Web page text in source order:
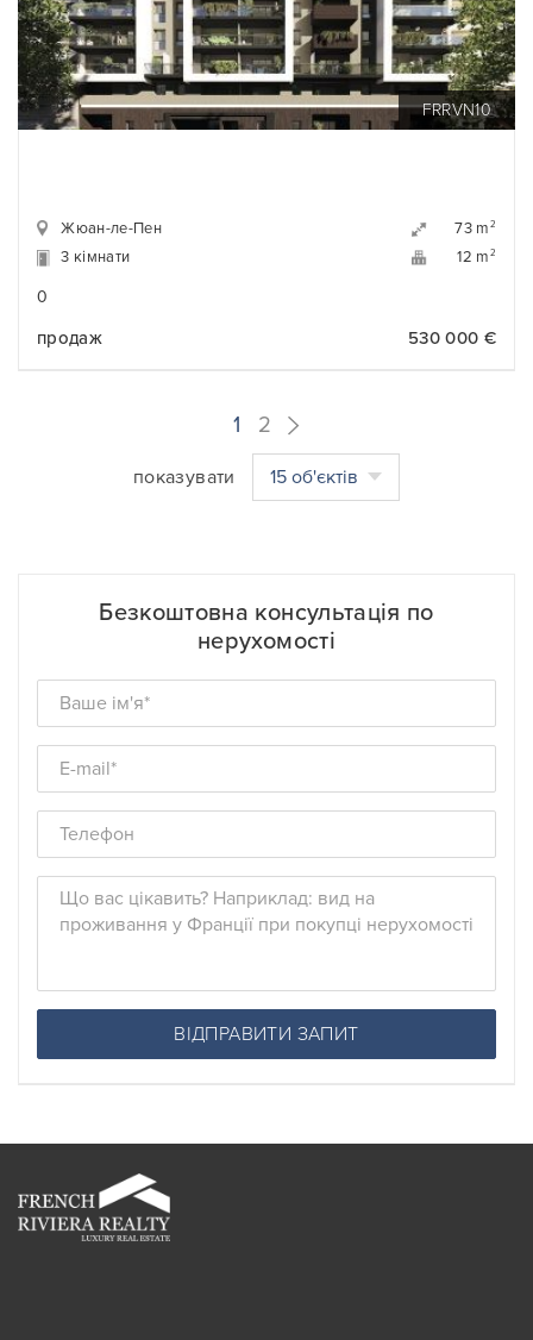
FRRVN10
Жюан-ле-Пен 73 m 2
3 кімнати 12 m 2
0
продаж 530 000 €
1 2
показувати 15 об'єктів
Безкоштовна консультація по
нерухомості
ВІДПРАВИТИ ЗАПИТ